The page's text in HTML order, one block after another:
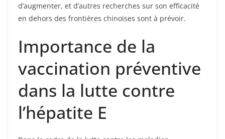
d’augmenter, et d’autres recherches sur son efficacité
en dehors des frontières chinoises sont à prévoir.
Importance de la
vaccination préventive
dans la lutte contre
l’hépatite E